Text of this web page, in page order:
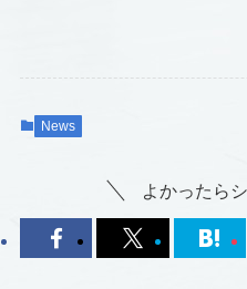
News
よかったら